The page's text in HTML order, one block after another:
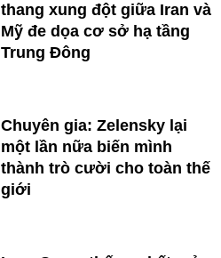
thang xung đột giữa Iran và
Mỹ đe dọa cơ sở hạ tầng
Trung Đông
Chuyên gia: Zelensky lại
một lần nữa biến mình
thành trò cười cho toàn thế
giới